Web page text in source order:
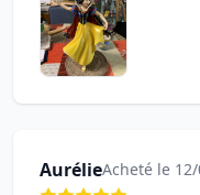
AurélieAcheté le